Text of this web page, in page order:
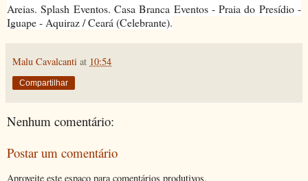
Areias. Splash Eventos. Casa Branca Eventos - Praia do Presídio -
Iguape - Aquiraz / Ceará (Celebrante).
Malu Cavalcanti at 10:54
Compartilhar
Nenhum comentário:
Postar um comentário
Aproveite este espaço para comentários produtivos.